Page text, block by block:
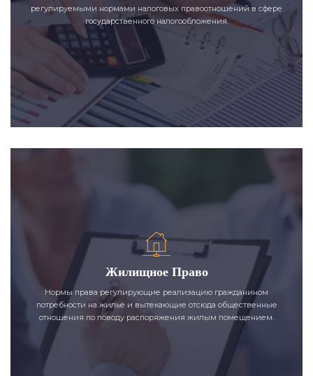
регулируемыми нормами налоговых правоотношений в сфере
государственного налогообложения.
Жилищное Право
Нормы права регулирующие реализацию гражданином
потребности на жилье и вытекающие отсюда общественные
отношения по поводу распоряжения жилым помещением.